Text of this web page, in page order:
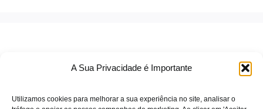
A Sua Privacidade é Importante
Utilizamos cookies para melhorar a sua experiência no site, analisar o